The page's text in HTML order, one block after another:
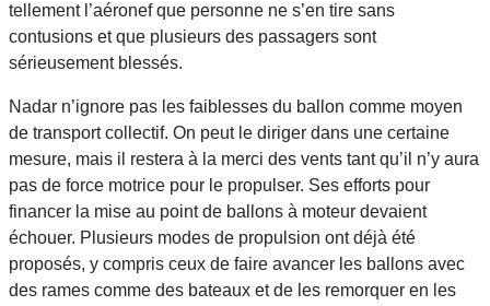
tellement l’aéronef que personne ne s’en tire sans
contusions et que plusieurs des passagers sont
sérieusement blessés.
Nadar n’ignore pas les faiblesses du ballon comme moyen
de transport collectif. On peut le diriger dans une certaine
mesure, mais il restera à la merci des vents tant qu’il n’y aura
pas de force motrice pour le propulser. Ses efforts pour
financer la mise au point de ballons à moteur devaient
échouer. Plusieurs modes de propulsion ont déjà été
proposés, y compris ceux de faire avancer les ballons avec
des rames comme des bateaux et de les remorquer en les